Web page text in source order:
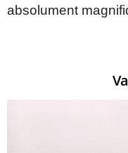
absolument